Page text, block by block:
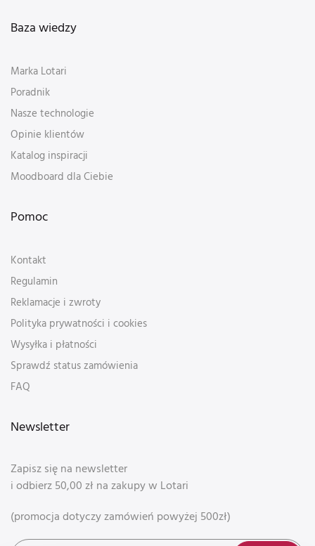
Baza wiedzy
Marka Lotari
Poradnik
Nasze technologie
Opinie klientów
Katalog inspiracji
Moodboard dla Ciebie
Pomoc
Kontakt
Regulamin
Reklamacje i zwroty
Polityka prywatności i cookies
Wysyłka i płatności
Sprawdź status zamówienia
FAQ
Newsletter
Zapisz się na newsletter
i odbierz 50,00 zł na zakupy w Lotari
(promocja dotyczy zamówień powyżej 500zł)